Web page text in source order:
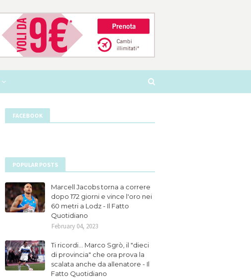
FACEBOOK
POPULAR POSTS
Marcell Jacobs torna a correre
dopo 172 giorni e vince l'oro nei
60 metri a Lodz - Il Fatto
Quotidiano
February 04, 2023
Ti ricordi... Marco Sgrò, il "dieci
di provincia" che ora prova la
scalata anche da allenatore - Il
Fatto Quotidiano